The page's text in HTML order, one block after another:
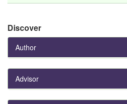
Discover
Author
Advisor